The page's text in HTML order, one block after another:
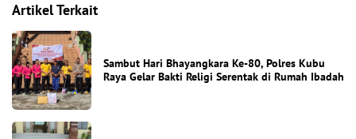
Artikel Terkait
Sambut Hari Bhayangkara Ke-80, Polres Kubu
Raya Gelar Bakti Religi Serentak di Rumah Ibadah